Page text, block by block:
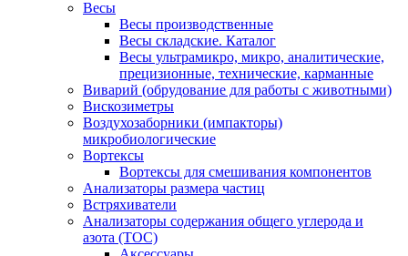
Весы
Весы производственные
Весы складские. Каталог
Весы ультрамикро, микро, аналитические,
прецизионные, технические, карманные
Виварий (обрудование для работы с животными)
Вискозиметры
Воздухозаборники (импакторы)
микробиологические
Вортексы
Вортексы для смешивания компонентов
Анализаторы размера частиц
Встряхиватели
Анализаторы содержания общего углерода и
азота (ТОС)